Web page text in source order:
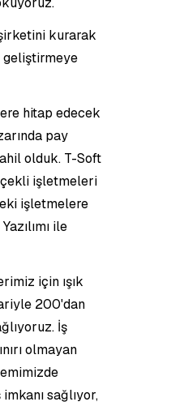
kurarak
hitap edecek
pay
olduk. T-Soft
işletmeleri
işletmelere
ile
için ışık
200'dan
İş
olmayan
sağlıyor,